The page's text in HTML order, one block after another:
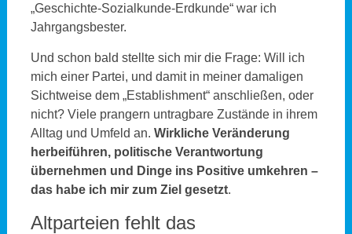
„Geschichte-Sozialkunde-Erdkunde“ war ich
Jahrgangsbester.
Und schon bald stellte sich mir die Frage: Will ich
mich einer Partei, und damit in meiner damaligen
Sichtweise dem „Establishment“ anschließen, oder
nicht? Viele prangern untragbare Zustände in ihrem
Alltag und Umfeld an. Wirkliche Veränderung
herbeiführen, politische Verantwortung
übernehmen und Dinge ins Positive umkehren –
das habe ich mir zum Ziel gesetzt.
Altparteien fehlt das